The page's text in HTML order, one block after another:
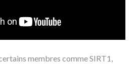
membres comme SIRT1,